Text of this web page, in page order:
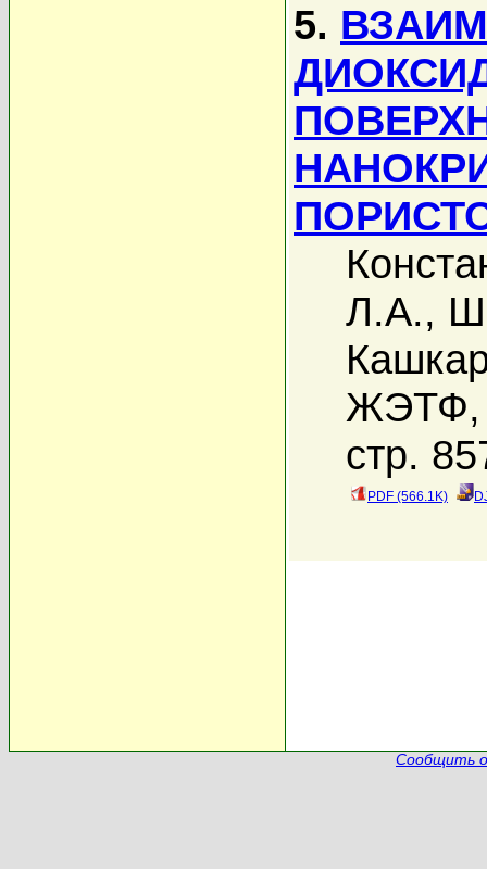
5.
Л.А.,
ЖЭТФ,
стр.
PDF (566.1K)
Сообщить о